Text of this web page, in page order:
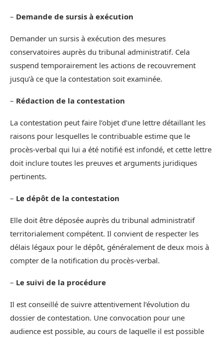
– Demande de sursis à exécution
Demander un sursis à exécution des mesures
conservatoires auprès du tribunal administratif. Cela
suspend temporairement les actions de recouvrement
jusqu’à ce que la contestation soit examinée.
– Rédaction de la contestation
La contestation peut faire l’objet d’une lettre détaillant les
raisons pour lesquelles le contribuable estime que le
procès-verbal qui lui a été notifié est infondé, et cette lettre
doit inclure toutes les preuves et arguments juridiques
pertinents.
– Le dépôt de la contestation
Elle doit être déposée auprès du tribunal administratif
territorialement compétent. Il convient de respecter les
délais légaux pour le dépôt, généralement de deux mois à
compter de la notification du procès-verbal.
– Le suivi de la procédure
Il est conseillé de suivre attentivement l’évolution du
dossier de contestation. Une convocation pour une
audience est possible, au cours de laquelle il est possible